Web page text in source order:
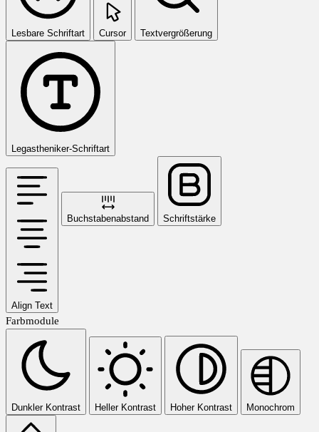
Lesbare Schriftart Cursor Textvergrößerung
Legastheniker-Schriftart
Align Text
Buchstabenabstand Schriftstärke
Farbmodule
Dunkler Kontrast Heller Kontrast Hoher Kontrast Monochrom